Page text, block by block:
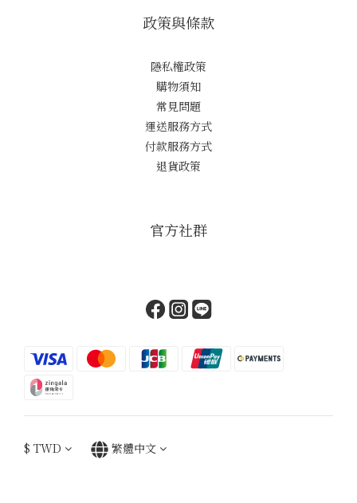
政策與條款
隱私權政策
購物須知
常見問題
運送服務方式
付款服務方式
退貨政策
官方社群
$ TWD 繁體中文